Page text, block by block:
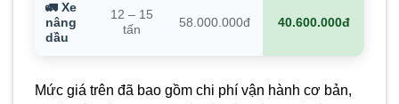
🚛 Xe
nâng
dầu
12 – 15
tấn
58.000.000đ 40.600.000đ
Mức giá trên đã bao gồm chi phí vận hành cơ bản,